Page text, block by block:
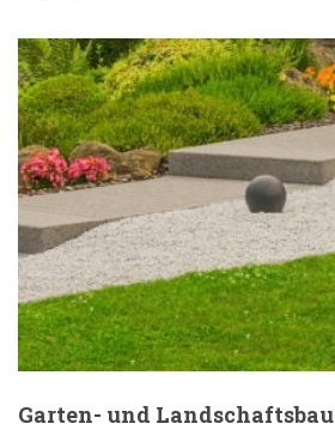
Garten- und Landschaftsbau